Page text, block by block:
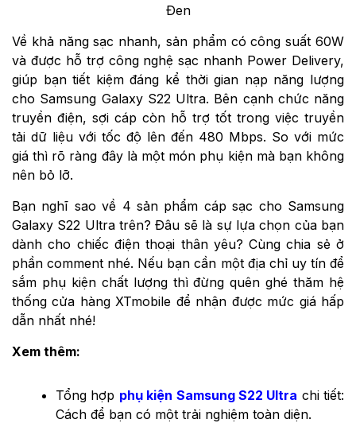
Đen
Về khả năng sạc nhanh, sản phẩm có công suất 60W
và được hỗ trợ công nghệ sạc nhanh Power Delivery,
giúp bạn tiết kiệm đáng kể thời gian nạp năng lượng
cho Samsung Galaxy S22 Ultra. Bên cạnh chức năng
truyền điện, sợi cáp còn hỗ trợ tốt trong việc truyền
tải dữ liệu với tốc độ lên đến 480 Mbps. So với mức
giá thì rõ ràng đây là một món phụ kiện mà bạn không
nên bỏ lỡ.
Bạn nghĩ sao về 4 sản phẩm cáp sạc cho Samsung
Galaxy S22 Ultra trên? Đâu sẽ là sự lựa chọn của bạn
dành cho chiếc điện thoại thân yêu? Cùng chia sẻ ở
phần comment nhé. Nếu bạn cần một địa chỉ uy tín để
sắm phụ kiện chất lượng thì đừng quên ghé thăm hệ
thống cửa hàng XTmobile để nhận được mức giá hấp
dẫn nhất nhé!
Xem thêm:
Tổng hợp phụ kiện Samsung S22 Ultra chi tiết:
Cách để bạn có một trải nghiệm toàn diện.